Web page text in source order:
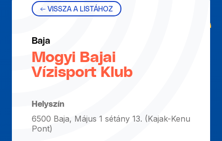
← VISSZA A LISTÁHOZ
Baja
Mogyi Bajai
Vízisport Klub
Helyszín
6500 Baja, Május 1 sétány 13. (Kajak-Kenu
Pont)